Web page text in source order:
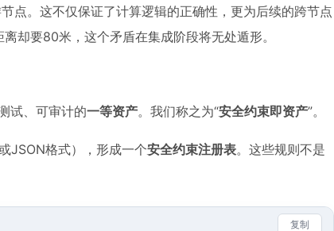
点。这不仅保证了计算逻辑的正确性，更为后续的跨节点
要80米，这个矛盾在集成阶段将无处遁形。
试、可审计的一等资产。我们称之为“安全约束即资产”。
JSON格式），形成一个安全约束注册表。这些规则不是
复制